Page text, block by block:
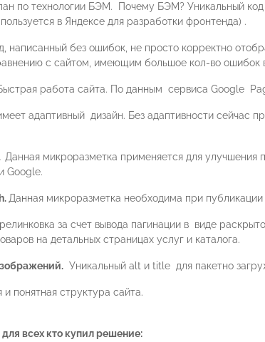
по технологии БЭМ. Почему БЭМ? Уникальный
в Яндексе для разработки фронтенда) .
написанный без ошибок, не просто корректно
с сайтом, имеющим большое кол-во ошибок
работа сайта. По данным сервиса Google
адаптивный дизайн. Без адаптивности сейчас
Данная микроразметка применяется для улучшения
Google.
Данная микроразметка необходима при публикации
за счет вывода пагинации в виде
на детальных страницах услуг и каталога.
Уникальный alt и title для пакетно
понятная структура сайта.
всех кто купил решение: